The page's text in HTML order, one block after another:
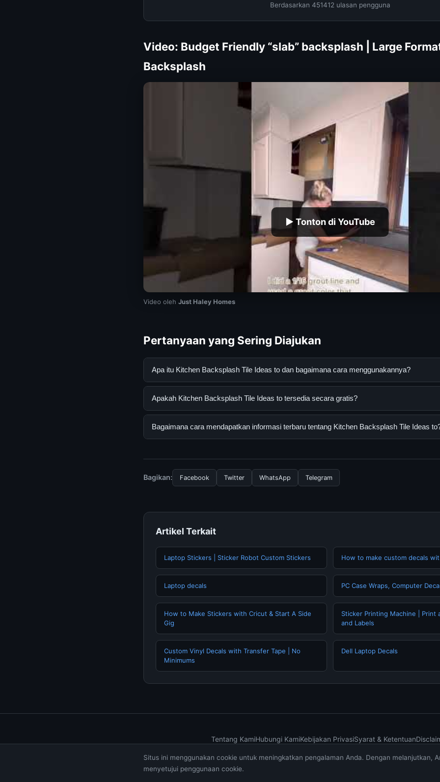
Berdasarkan 451412 ulasan pengguna
Video: Budget Friendly “slab” backsplash | Large
Backsplash
▶ Tonton di YouTube
Video oleh Just Haley Homes
Pertanyaan yang Sering Diajukan
Apa itu Kitchen Backsplash Tile Ideas to dan bagaimana cara menggunakannya?
Kitchen Backsplash Tile Ideas to adalah layanan digital yang dirancang untuk
resmi dan mengikuti panduan yang tersedia.
Apakah Kitchen Backsplash Tile Ideas to tersedia secara gratis?
Ya, Kitchen Backsplash Tile Ideas to dapat diakses secara gratis oleh semua
Bagaimana cara mendapatkan informasi terbaru tentang Kitchen Backsplash Tile Ideas
terpercaya.
Bagikan: Facebook Twitter WhatsApp Telegram
Artikel Terkait
Laptop Stickers | Sticker Robot Custom Stickers How to make custom decals
Laptop decals PC Case Wraps, Computer
How to Make Stickers with Cricut & Start A Side
Gig
Sticker Printing Machine | Print
and Labels
Custom Vinyl Decals with Transfer Tape | No
Minimums
Dell Laptop Decals
Tentang KamiHubungi KamiKebijakan PrivasiSyarat & Ketentuan
© 2026 muktibox.com. All rights reserved.
Situs ini menggunakan cookie untuk meningkatkan pengalaman Anda. Dengan melanjutkan,
menyetujui penggunaan cookie.